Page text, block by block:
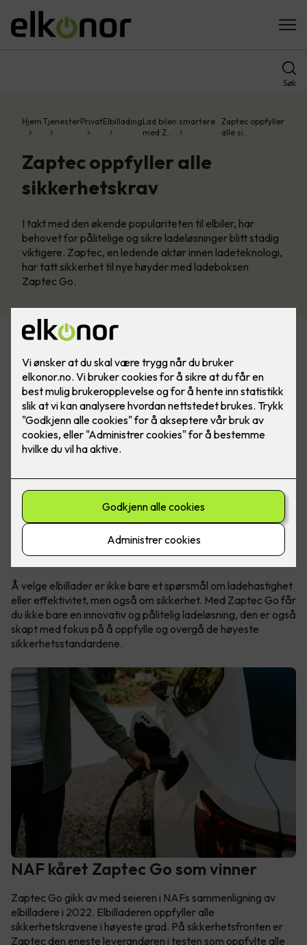
Søk
Hjem TjenesterPrivatElbilladingLad bilen smartere
med Z…
Zaptec oppfyller
alle si…
Zaptec oppfyller alle
sikkerhetskrav
I takt med den økende populariteten til elbiler, har
behovet for pålitelige og sikre ladeløsninger blitt stadig
viktigere. Zaptec, en ledende aktør innen ladeteknologi,
har tatt sikkerhet til nye høyder med ladeboksen
Zaptec Go.
Zaptec Go er ledende på sikkerhet, og er utviklet for å
være det tryggeste på markedet - slik at du slipper å
bekymre deg.
Behovet for trygge elbilladere øker
Å velge elbillader er ikke bare et spørsmål om ladehastighet
eller effektivitet, men også om sikkerhet. Med Zaptec Go får
du ikke bare en innovativ og pålitelig ladeløsning, den er også
skapt med fokus på å oppfylle og overgå de høyeste
sikkerhetsstandardene.
NAF kåret Zaptec Go som vinner
Zaptec Go gikk av med seieren i NAFs sammenligning av
elbilladere i 2022. Elbilladeren oppfyller alle
sikkerhetskravene i høyeste grad. På sikkerhetsfronten er
Zaptec den eneste leverandøren i testen som oppfylte alle